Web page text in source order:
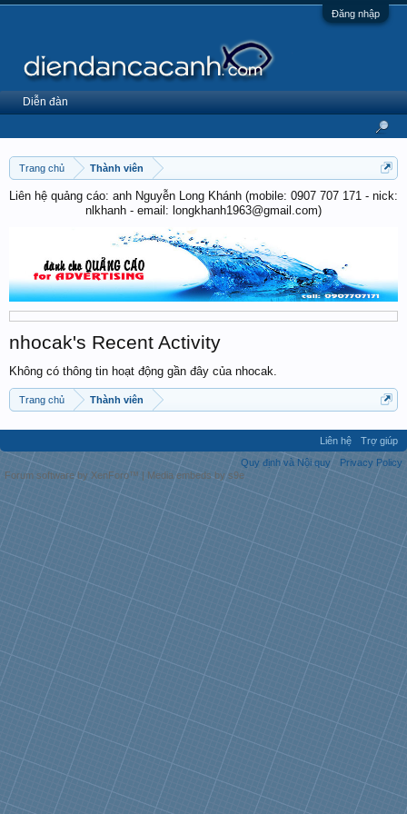
Đăng nhập
Trang chủ Thành viên
Liên hệ quảng cáo: anh Nguyễn Long Khánh (mobile: 0907 707 171 - nick:
nlkhanh - email: longkhanh1963@gmail.com)
nhocak's Recent Activity
Không có thông tin hoạt động gần đây của nhocak.
Trang chủ Thành viên
Diễn đàn
Liên hệ
Trợ giúp
Quy định và Nội quy
Privacy Policy
Forum software by XenForo™ | Media embeds by s9e